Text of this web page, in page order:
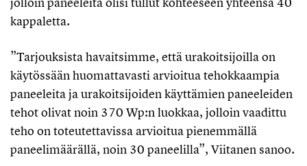
kappaletta.
”Tarjouksista havaitsimme, että urakoitsijoilla on
käytössään huomattavasti arvioitua tehokkaampia
paneeleita ja urakoitsijoiden käyttämien paneeleiden
tehot olivat noin 370 Wp:n luokkaa, jolloin vaadittu
teho on toteutettavissa arvioitua pienemmällä
paneelimäärällä, noin 30 paneelilla”, Viitanen sanoo.